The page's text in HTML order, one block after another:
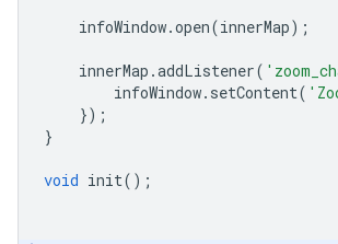
infoWindow.open(innerMap);
innerMap .addListener(
infoWindow. setContent(
});
}
void init();